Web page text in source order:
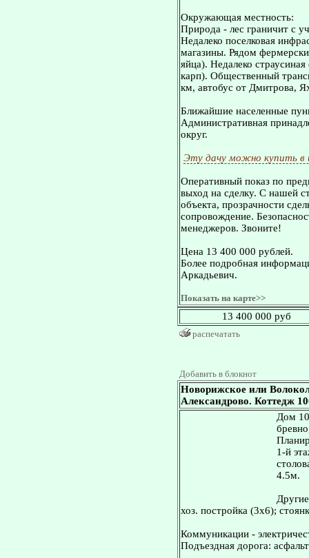
Окружающая местность:
Природа - лес граничит с
Недалеко поселковая
магазины. Рядом
яйца). Недалеко
карп). Общественный
км, автобус от Дмитрова,
Ближайшие населенные
Административная
округ.
Эту дачу можно купить в
Оперативный показ по
выход на сделку. С нашей
объекта, прозрачности
сопровождение.
менеджеров. Звоните!
Цена 13 400 000 рублей.
Более подробная
Аркадьевич.
Показать на карте>>
13 400 000 руб
распечатать
Добавить в блокнот
Новорижское или
Александрово. Коттедж
Дом
1-й
4.5м.
хоз. постройка (3х6);
Коммуникации -
Подъездная дорога: